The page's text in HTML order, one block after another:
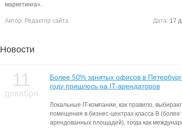
маркетинга».
Автор: Редактор сайта Дата: 17
Новости
11
декабря
Более 50% занятых офисов в
году пришлось на IT-арендаторов
Локальные IT-компании, как правило,
помещения в бизнес-центрах класса В (более
арендованных площадей), тогда как